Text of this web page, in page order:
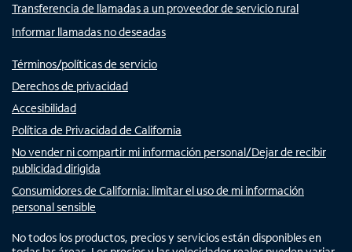
Transferencia de llamadas a un proveedor de servicio rural
Informar llamadas no deseadas
Términos/políticas de servicio
Derechos de privacidad
Accesibilidad
Política de Privacidad de California
No vender ni compartir mi información personal/Dejar de recibir
publicidad dirigida
Consumidores de California: limitar el uso de mi información
personal sensible
No todos los productos, precios y servicios están disponibles en